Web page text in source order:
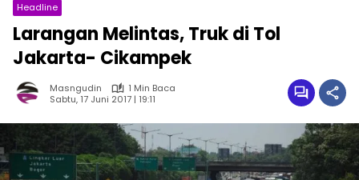
Headline
Larangan Melintas, Truk di Tol
Jakarta- Cikampek
Masngudin
1 Min Baca
Sabtu, 17 Juni 2017 | 19:11